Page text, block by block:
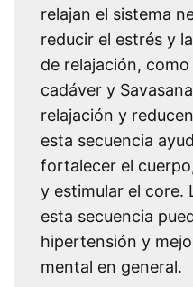
relajan el sistema
reducir el estrés y
de relajación,
cadáver y
relajación y
esta secuencia
fortalecer el
y estimular el core.
esta secuencia
hipertensión y
mental en general.